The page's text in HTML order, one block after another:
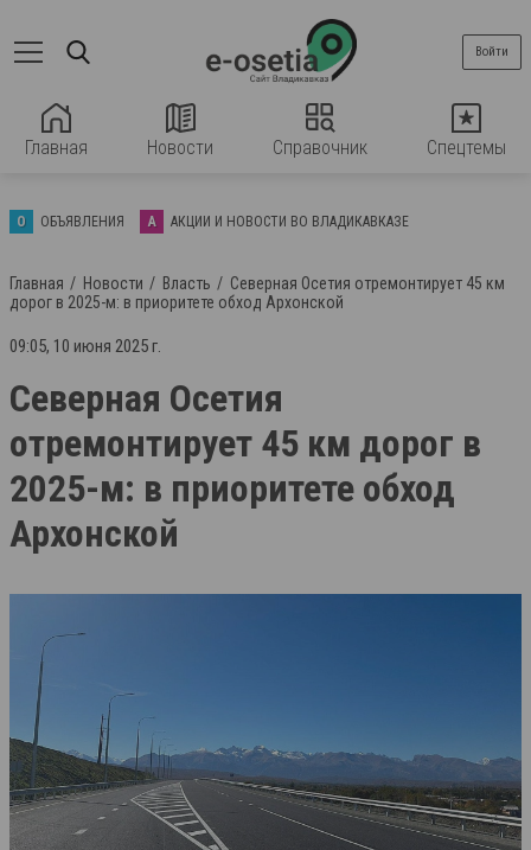
Главная Новости Справочник Спецтемы
Войти
О ОБЪЯВЛЕНИЯ А АКЦИИ И НОВОСТИ ВО ВЛАДИКАВКАЗЕ
Главная Новости Власть
Северная Осетия отремонтирует 45 км
дорог в 2025-м: в приоритете обход Архонской
09:05, 10 июня 2025 г.
Северная Осетия
отремонтирует 45 км дорог в
2025-м: в приоритете обход
Архонской